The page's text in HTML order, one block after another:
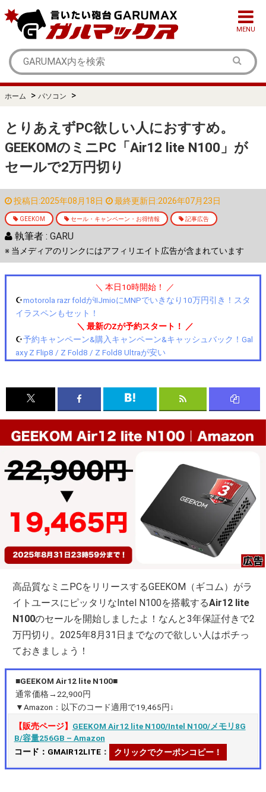
MENU
ホーム > パソコン >
とりあえずPC欲しい人におすすめ。
GEEKOMのミニPC「Air12 lite N100」が
セールで2万円切り
投稿日:2025年08月18日 最終更新日:2026年07月23日
GEEKOM セール・キャンペーン・お得情報 記事広告
執筆者 : GARU
※ 当メディアのリンクにはアフィリエイト広告が含まれています
＼ 本日10時開始！ ／
☪️motorola razr foldがIIJmioにMNPでいきなり10万円引き！スタ
イラスペンもセット！
＼ 最新のZが予約スタート！ ／
☪️予約キャンペーン&購入キャンペーン&キャッシュバック！Gal
axy Z Flip8 / Z Fold8 / Z Fold8 Ultraが安い
高品質なミニPCをリリースするGEEKOM（ギコム）がラ
イトユースにピッタリなIntel N100を搭載するAir12 lite
N100のセールを開始しましたよ！なんと3年保証付きで2
万円切り。2025年8月31日までなので欲しい人はポチっ
ておきましょう！
■GEEKOM Air12 lite N100■
通常価格→22,900円
▼Amazon：以下のコード適用で19,465円↓
【販売ページ】 GEEKOM Air12 lite N100/Intel N100/メモリ8G
B/容量256GB – Amazon
コード：GMAIR12LITE： クリックでクーポンコピー！